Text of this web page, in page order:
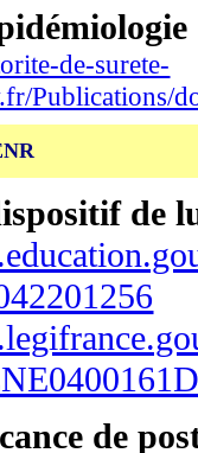
de-surete-
Publications/
de
de